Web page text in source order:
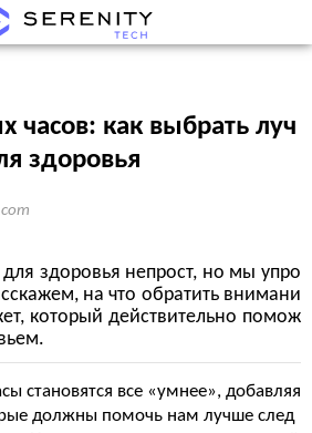
часов: как выбрать луч
здоровья
здоровья непрост, но мы упро
на что обратить внимани
который действительно помож
становятся все «умнее», добавляя
должны помочь нам лучше след